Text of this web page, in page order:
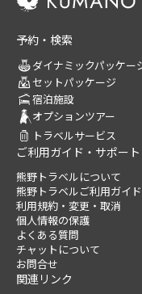
予約・検索
ダイナミックパッケー
セットパッケージ
宿泊施設
オプションツアー
トラベルサービス
ご利用ガイド・サポート
熊野トラベルについて
熊野トラベルご利用ガイド
利用規約・変更・取消
個人情報の保護
よくある質問
チャットについて
お問合せ
関連リンク